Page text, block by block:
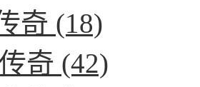
奇 (18)
奇 (42)